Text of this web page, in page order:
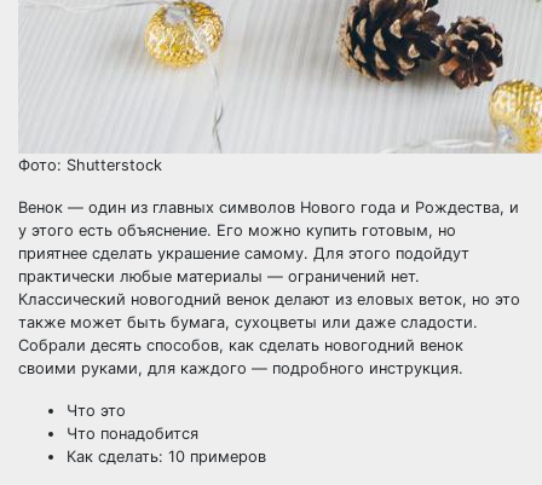
Фото: Shutterstock
Венок — один из главных символов Нового года и Рождества, и
у этого есть объяснение. Его можно купить готовым, но
приятнее сделать украшение самому. Для этого подойдут
практически любые материалы — ограничений нет.
Классический новогодний венок делают из еловых веток, но это
также может быть бумага, сухоцветы или даже сладости.
Собрали десять способов, как сделать новогодний венок
своими руками, для каждого — подробного инструкция.
Что это
Что понадобится
Как сделать: 10 примеров